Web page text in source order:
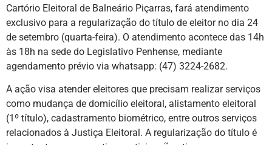
Cartório Eleitoral de Balneário Piçarras, fará atendimento
exclusivo para a regularização do título de eleitor no dia 24
de setembro (quarta-feira). O atendimento acontece das 14h
às 18h na sede do Legislativo Penhense, mediante
agendamento prévio via whatsapp: (47) 3224-2682.
A ação visa atender eleitores que precisam realizar serviços
como mudança de domicílio eleitoral, alistamento eleitoral
(1º título), cadastramento biométrico, entre outros serviços
relacionados à Justiça Eleitoral. A regularização do título é